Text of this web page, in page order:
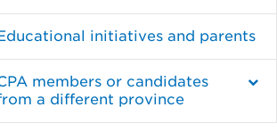
initiatives and parents
members or candidates
a different province